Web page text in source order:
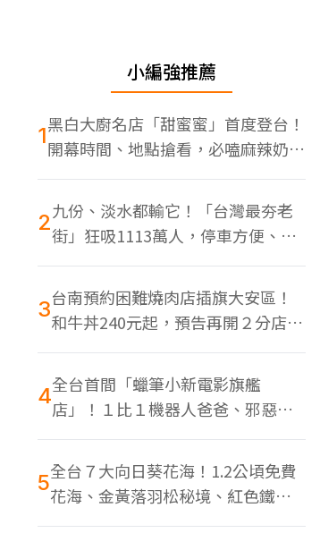
小編強推薦
1黑白大廚名店「甜蜜蜜」首度登台！
開幕時間、地點搶看，必嗑麻辣奶油
蝦
2九份、淡水都輸它！「台灣最夯老
街」狂吸1113萬人，停車方便、特
色美食多
3台南預約困難燒肉店插旗大安區！
和牛丼240元起，預告再開２分店、
地點曝光
4全台首間「蠟筆小新電影旗艦
店」！１比１機器人爸爸、邪惡正
男，百款周邊買翻
5全台７大向日葵花海！1.2公頃免費
花海、金黃落羽松秘境、紅色鐵橋
同框